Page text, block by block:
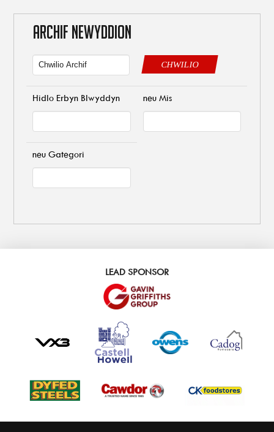
ARCHIF NEWYDDION
CHWILIO
Hidlo Erbyn Blwyddyn neu Mis
neu Gategori
LEAD SPONSOR